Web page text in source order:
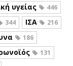
υγείας 446
344 ΙΣΑ 216
186
131